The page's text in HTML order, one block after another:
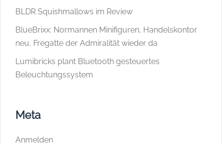
BLDR Squishmallows im Review
BlueBrixx: Normannen Minifiguren, Handelskontor
neu, Fregatte der Admiralität wieder da
Lumibricks plant Bluetooth gesteuertes
Beleuchtungssystem
Meta
Anmelden